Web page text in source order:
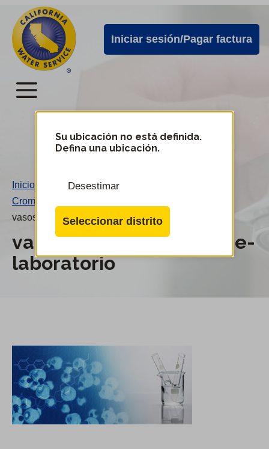
directamente
contenido
principal
Alertas
de
Cal
Water
Iniciar sesión/Pagar factura
Menú
Menú
servicio
móvil
de
Cal
Water
Su ubicación no está definida.
Defina una ubicación.
Desestimar
Seleccionar distrito
Inicio
Cromo-6
vasos-de-precipitado-de-laboratorio
vasos-de-precipitado-de-
laboratorio